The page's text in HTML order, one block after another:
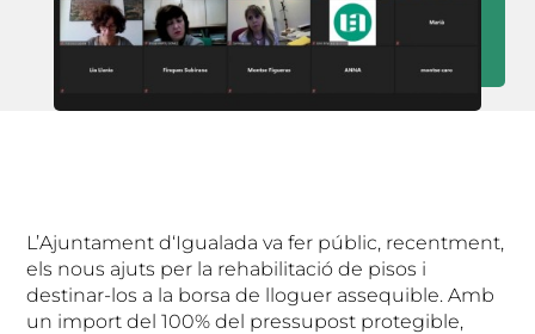
L’Ajuntament d‘Igualada va fer públic, recentment,
els nous ajuts per la rehabilitació de pisos i
destinar-los a la borsa de lloguer assequible. Amb
un import del 100% del pressupost protegible,